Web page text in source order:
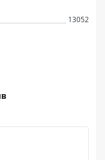
13052